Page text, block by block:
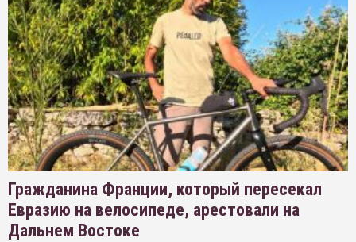
Гражданина Франции, который пересекал
Евразию на велосипеде, арестовали на
Дальнем Востоке